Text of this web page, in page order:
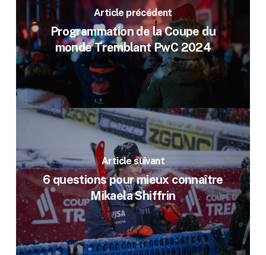
Article précédent
Programmation de la Coupe du
monde Tremblant PwC 2024
Article suivant
6 questions pour mieux connaître
Mikaela Shiffrin